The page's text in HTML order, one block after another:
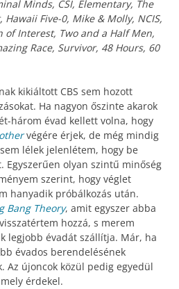
Minds, CSI, Elementary, The
Five-0, Mike & Molly, NCIS,
of Interest, Two and a Half Men,
Race, Survivor, 48 Hours, 60
kikiáltott CBS sem hozott
Ha nagyon őszinte akarok
három évad kellett volna, hogy
végére érjek, de még mindig
lélek jelenlétem, hogy be
Egyszerűen olyan szintű minőség
szerint, hogy véglet
hanyadik próbálkozás után.
Bang Theory, amit egyszer abba
hozzá, s merem
legjobb évadát szállítja. Már, ha
évados berendelésének
Az újoncok közül pedig egyedül
érdekel.